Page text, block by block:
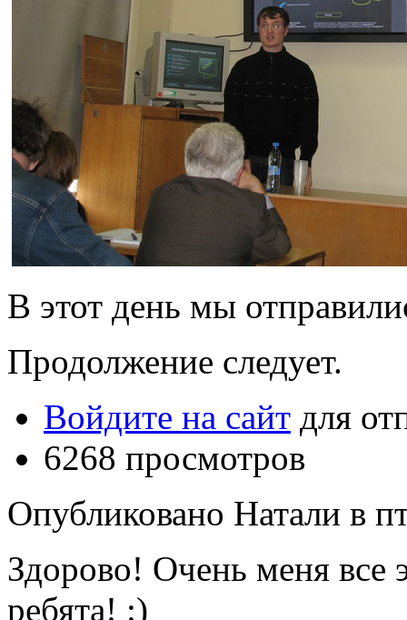
В этот день мы
Продолжение следует.
Войдите на сайт для
6268 просмотров
Опубликовано Натали в
Здорово! Очень меня все
ребята! :)